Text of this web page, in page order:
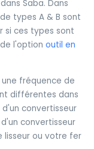
Saba. Dans
types A & B sont
si ces types sont
l'option outil en
une fréquence de
différentes dans
convertisseur
convertisseur
lisseur ou votre fer